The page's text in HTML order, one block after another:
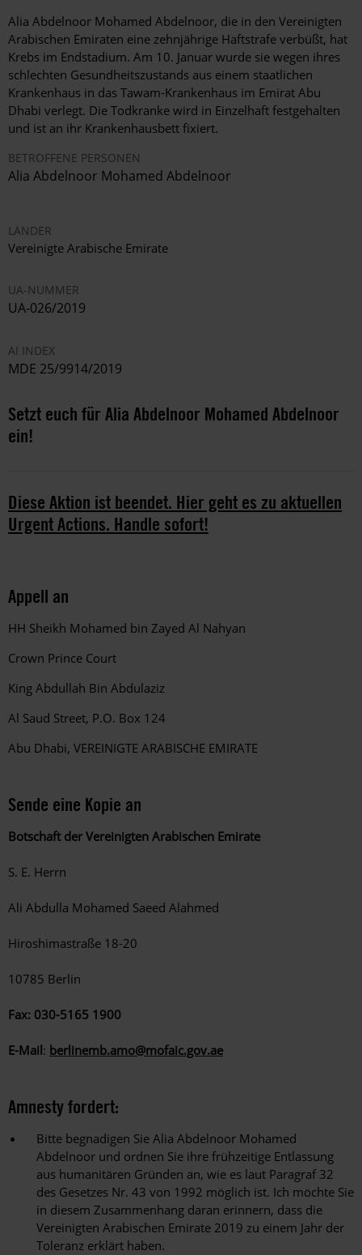
Alia Abdelnoor Mohamed Abdelnoor, die in den Vereinigten
Arabischen Emiraten eine zehnjährige Haftstrafe verbüßt, hat
Krebs im Endstadium. Am 10. Januar wurde sie wegen ihres
schlechten Gesundheitszustands aus einem staatlichen
Krankenhaus in das Tawam-Krankenhaus im Emirat Abu
Dhabi verlegt. Die Todkranke wird in Einzelhaft festgehalten
und ist an ihr Krankenhausbett fixiert.
BETROFFENE PERSONEN
Alia Abdelnoor Mohamed Abdelnoor
LÄNDER
Vereinigte Arabische Emirate
UA-NUMMER
UA-026/2019
AI INDEX
MDE 25/9914/2019
Setzt euch für Alia Abdelnoor Mohamed Abdelnoor
ein!
Diese Aktion ist beendet. Hier geht es zu aktuellen
Urgent Actions. Handle sofort!
Appell an
HH Sheikh Mohamed bin Zayed Al Nahyan
Crown Prince Court
King Abdullah Bin Abdulaziz
Al Saud Street, P.O. Box 124
Abu Dhabi, VEREINIGTE ARABISCHE EMIRATE
Sende eine Kopie an
Botschaft der Vereinigten Arabischen Emirate
S. E. Herrn
Ali Abdulla Mohamed Saeed Alahmed
Hiroshimastraße 18-20
10785 Berlin
Fax: 030-5165 1900
E-Mail: berlinemb.amo@mofaic.gov.ae
Amnesty fordert:
Bitte begnadigen Sie Alia Abdelnoor Mohamed
Abdelnoor und ordnen Sie ihre frühzeitige Entlassung
aus humanitären Gründen an, wie es laut Paragraf 32
des Gesetzes Nr. 43 von 1992 möglich ist. Ich möchte Sie
in diesem Zusammenhang daran erinnern, dass die
Vereinigten Arabischen Emirate 2019 zu einem Jahr der
Toleranz erklärt haben.